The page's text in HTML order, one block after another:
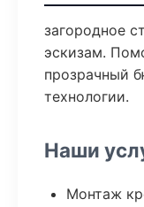
загородное
эскизам.
прозрачный
технологии.
Наши
Монтаж